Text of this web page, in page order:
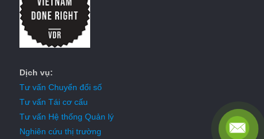
Dịch vụ:
Tư vấn Chuyển đổi số
Tư vấn Tái cơ cấu
Tư vấn Hệ thống Quản lý
Nghiên cứu thị trường